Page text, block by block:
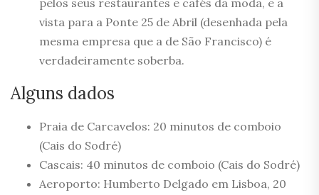
pelos seus restaurantes e cafés da moda, e a
vista para a Ponte 25 de Abril (desenhada pela
mesma empresa que a de São Francisco) é
verdadeiramente soberba.
Alguns dados
Praia de Carcavelos: 20 minutos de comboio
(Cais do Sodré)
Cascais: 40 minutos de comboio (Cais do Sodré)
Aeroporto: Humberto Delgado em Lisboa, 20